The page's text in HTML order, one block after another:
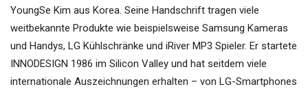
YoungSe Kim aus Korea. Seine Handschrift tragen viele
weitbekannte Produkte wie beispielsweise Samsung Kameras
und Handys, LG Kühlschränke und iRiver MP3 Spieler. Er startete
INNODESIGN 1986 im Silicon Valley und hat seitdem viele
internationale Auszeichnungen erhalten – von LG-Smartphones